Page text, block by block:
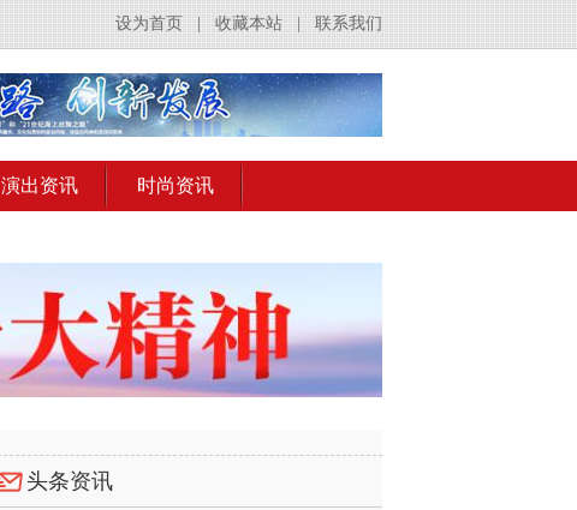
联系我们
收藏本站
设为首页
演出资讯 时尚资讯
头条资讯